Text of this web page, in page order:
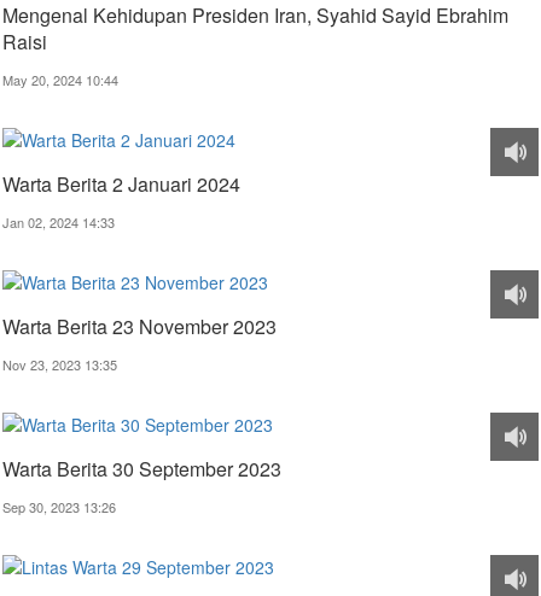
Mengenal Kehidupan Presiden Iran, Syahid Sayid Ebrahim
Raisi
May 20, 2024 10:44
Warta Berita 2 Januari 2024
Jan 02, 2024 14:33
Warta Berita 23 November 2023
Nov 23, 2023 13:35
Warta Berita 30 September 2023
Sep 30, 2023 13:26